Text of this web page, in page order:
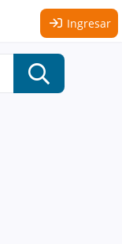
Ingresar